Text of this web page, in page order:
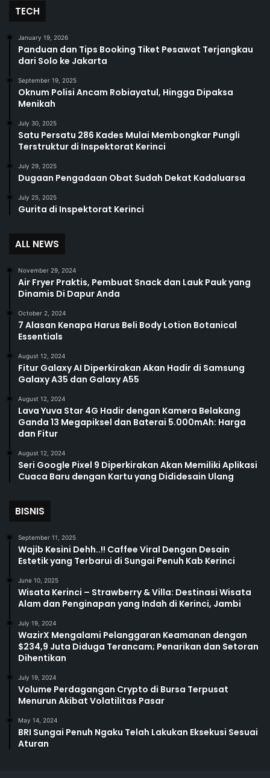
TECH
January 19, 2026
Panduan dan Tips Booking Tiket Pesawat Terjangkau
dari Solo ke Jakarta
September 19, 2025
Oknum Polisi Ancam Robiayatul, Hingga Dipaksa
Menikah
July 30, 2025
Satu Persatu 286 Kades Mulai Membongkar Pungli
Terstruktur di Inspektorat Kerinci
July 29, 2025
Dugaan Pengadaan Obat Sudah Dekat Kadaluarsa
July 25, 2025
Gurita di Inspektorat Kerinci
ALL NEWS
November 29, 2024
Air Fryer Praktis, Pembuat Snack dan Lauk Pauk yang
Dinamis Di Dapur Anda
October 2, 2024
7 Alasan Kenapa Harus Beli Body Lotion Botanical
Essentials
August 12, 2024
Fitur Galaxy AI Diperkirakan Akan Hadir di Samsung
Galaxy A35 dan Galaxy A55
August 12, 2024
Lava Yuva Star 4G Hadir dengan Kamera Belakang
Ganda 13 Megapiksel dan Baterai 5.000mAh: Harga
dan Fitur
August 12, 2024
Seri Google Pixel 9 Diperkirakan Akan Memiliki Aplikasi
Cuaca Baru dengan Kartu yang Dididesain Ulang
BISNIS
September 11, 2025
Wajib Kesini Dehh..!! Caffee Viral Dengan Desain
Estetik yang Terbarui di Sungai Penuh Kab Kerinci
June 10, 2025
Wisata Kerinci – Strawberry & Villa: Destinasi Wisata
Alam dan Penginapan yang Indah di Kerinci, Jambi
July 19, 2024
WazirX Mengalami Pelanggaran Keamanan dengan
$234,9 Juta Diduga Terancam; Penarikan dan Setoran
Dihentikan
July 19, 2024
Volume Perdagangan Crypto di Bursa Terpusat
Menurun Akibat Volatilitas Pasar
May 14, 2024
BRI Sungai Penuh Ngaku Telah Lakukan Eksekusi Sesuai
Aturan